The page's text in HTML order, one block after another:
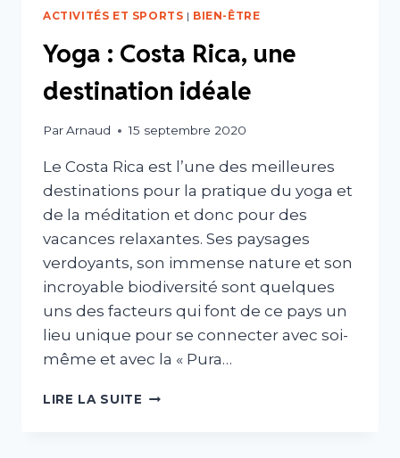
ACTIVITÉS ET SPORTS | BIEN-ÊTRE
Yoga : Costa Rica, une
destination idéale
ParArnaud 15 septembre 2020
Le Costa Rica est l’une des meilleures
destinations pour la pratique du yoga et
de la méditation et donc pour des
vacances relaxantes. Ses paysages
verdoyants, son immense nature et son
incroyable biodiversité sont quelques
uns des facteurs qui font de ce pays un
lieu unique pour se connecter avec soi-
même et avec la « Pura…
LIRE LA SUITE YOGA